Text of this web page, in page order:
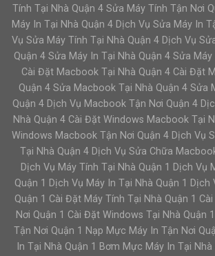
Tính Tại Nhà Quận 4 Sửa Máy Tính Tận Nơi
Máy In Tại Nhà Quận 4 Dịch Vụ Sửa Máy In
Vụ Sửa Máy Tính Tại Nhà Quận 4 Dịch Vụ
Quận 4 Sửa Máy In Tại Nhà Quận 4 Sửa
Cài Đặt Macbook Tại Nhà Quận 4 Cài Đặt
Quận 4 Sửa Macbook Tại Nhà Quận 4 Sửa
Quận 4 Dịch Vụ Macbook Tận Nơi Quận 4
Nhà Quận 4 Cài Đặt Windows Macbook Tại
Windows Macbook Tận Nơi Quận 4 Dịch Vụ
Tại Nhà Quận 4 Dịch Vụ Sửa Chữa
Dịch Vụ Máy Tính Tại Nhà Quận 1 Dịch Vụ
Quận 1 Dịch Vụ Máy In Tại Nhà Quận 1 Dịch
Quận 1 Cài Đặt Máy Tính Tại Nhà Quận 1
Nơi Quận 1 Cài Đặt Windows Tại Nhà Quận
Tận Nơi Quận 1 Nạp Mực Máy In Tận Nơi
In Tại Nhà Quận 1 Bơm Mực Máy In Tại